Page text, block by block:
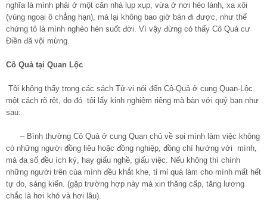
nghĩa là mình phải ở một căn nhà lụp xụp, vừa ở nơi hẻo lánh, xa xôi
(vùng ngoại ô chẳng hạn), mà lại không bao giờ bán đi được, như thế
chứng tỏ là mình nghèo hèn suốt đời. Vì vậy đừng có thấy Cô Quả cư
Điền đã vội mừng.
Cô Quả tại Quan Lộc
Tôi không thấy trong các sách Tử-vi nói đến Cô-Quả ở cung Quan-Lộc
một cách rõ rệt, do đó tôi lấy kinh nghiệm riêng mà bàn với quý bạn như
sau:
– Bình thường Cô Quả ở cung Quan chủ về soi mình làm việc không
có những người đồng liêu hoặc đồng nghiệp, đồng chí hướng với mình,
mà đa số đều ích kỷ, hay giấu nghề, giấu việc. Nếu không thì chính
những người trên của mình đều khắt khe, tỉ mỉ quá làm cho mình mất hết
tự do, sáng kiến. (gặp trường hợp này mà xin thăng cấp, tăng lương
chắc là hơi khó và hơi lâu).